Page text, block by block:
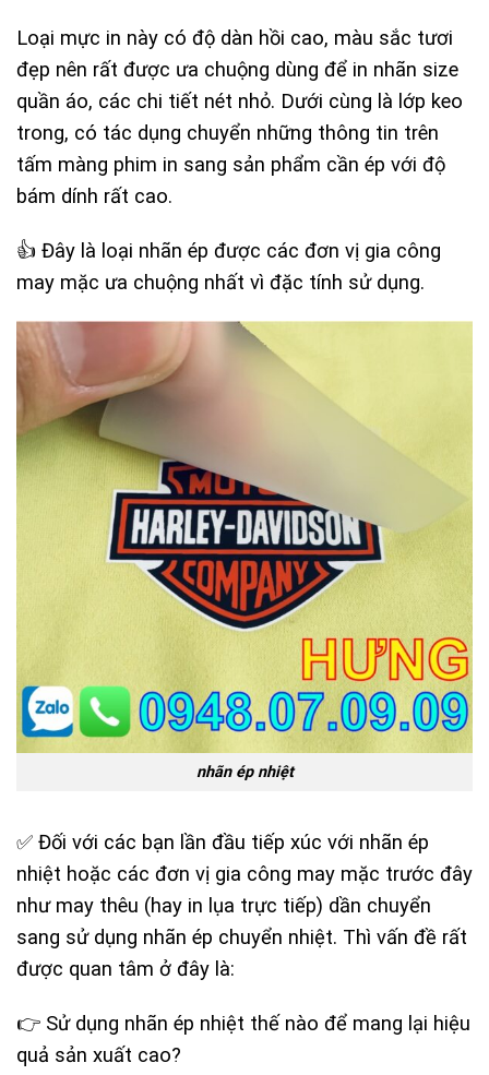
Loại mực in này có độ dàn hồi cao, màu sắc tươi
đẹp nên rất được ưa chuộng dùng để in nhãn size
quần áo, các chi tiết nét nhỏ. Dưới cùng là lớp keo
trong, có tác dụng chuyển những thông tin trên
tấm màng phim in sang sản phẩm cần ép với độ
bám dính rất cao.
👍 Đây là loại nhãn ép được các đơn vị gia công
may mặc ưa chuộng nhất vì đặc tính sử dụng.
nhãn ép nhiệt
✅ Đối với các bạn lần đầu tiếp xúc với nhãn ép
nhiệt hoặc các đơn vị gia công may mặc trước đây
như may thêu (hay in lụa trực tiếp) dần chuyển
sang sử dụng nhãn ép chuyển nhiệt. Thì vấn đề rất
được quan tâm ở đây là:
👉 Sử dụng nhãn ép nhiệt thế nào để mang lại hiệu
quả sản xuất cao?